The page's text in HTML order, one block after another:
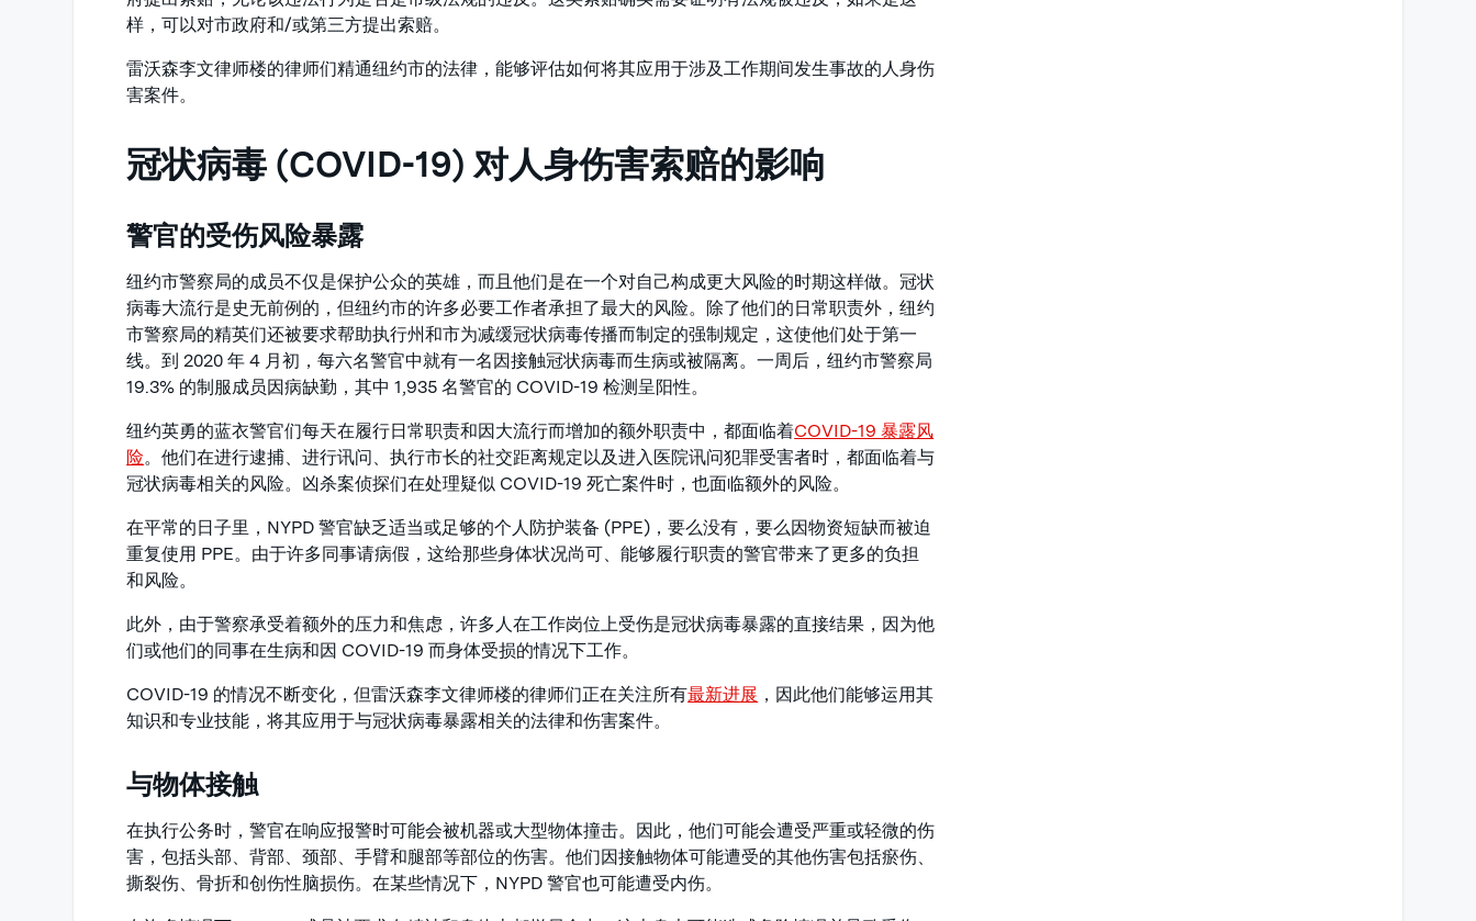
样，可以对市政府和/或第三方提出索赔。
雷沃森李文律师楼的律师们精通纽约市的法律，能够评估如何将其应用于涉及工作期间发生事故的人身伤
害案件。
冠状病毒 (COVID-19) 对人身伤害索赔的影响
警官的受伤风险暴露
纽约市警察局的成员不仅是保护公众的英雄，而且他们是在一个对自己构成更大风险的时期这样做。冠状
病毒大流行是史无前例的，但纽约市的许多必要工作者承担了最大的风险。除了他们的日常职责外，纽约
市警察局的精英们还被要求帮助执行州和市为减缓冠状病毒传播而制定的强制规定，这使他们处于第一
线。到 2020 年 4 月初，每六名警官中就有一名因接触冠状病毒而生病或被隔离。一周后，纽约市警察局
19.3% 的制服成员因病缺勤，其中 1,935 名警官的 COVID-19 检测呈阳性。
纽约英勇的蓝衣警官们每天在履行日常职责和因大流行而增加的额外职责中，都面临着COVID-19 暴露风
险。他们在进行逮捕、进行讯问、执行市长的社交距离规定以及进入医院讯问犯罪受害者时，都面临着与
冠状病毒相关的风险。凶杀案侦探们在处理疑似 COVID-19 死亡案件时，也面临额外的风险。
在平常的日子里，NYPD 警官缺乏适当或足够的个人防护装备 (PPE)，要么没有，要么因物资短缺而被迫
重复使用 PPE。由于许多同事请病假，这给那些身体状况尚可、能够履行职责的警官带来了更多的负担
和风险。
此外，由于警察承受着额外的压力和焦虑，许多人在工作岗位上受伤是冠状病毒暴露的直接结果，因为他
们或他们的同事在生病和因 COVID-19 而身体受损的情况下工作。
COVID-19 的情况不断变化，但雷沃森李文律师楼的律师们正在关注所有最新进展 ，因此他们能够运用其
知识和专业技能，将其应用于与冠状病毒暴露相关的法律和伤害案件。
与物体接触
在执行公务时，警官在响应报警时可能会被机器或大型物体撞击。因此，他们可能会遭受严重或轻微的伤
害，包括头部、背部、颈部、手臂和腿部等部位的伤害。他们因接触物体可能遭受的其他伤害包括瘀伤、
撕裂伤、骨折和创伤性脑损伤。在某些情况下，NYPD 警官也可能遭受内伤。